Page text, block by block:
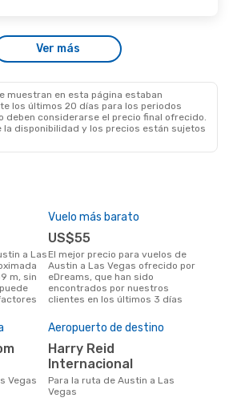
16 De Sep.
Ver más
muestran en esta página estaban
los últimos 20 días para los periodos
deben considerarse el precio final ofrecido.
la disponibilidad y los precios están sujetos
m, sin
Vuelo más barato
US$55
El mejor precio para vuelos de
Austin a Las Vegas ofrecido por
eDreams, que han sido
encontrados por nuestros
clientes en los últimos 3 días
Vegas
Aeropuerto de destino
Harry Reid
Internacional
Para la ruta de Austin a Las
Vegas